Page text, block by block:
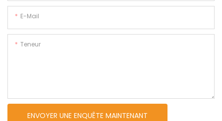
E-Mail
Teneur
ENVOYER UNE ENQUÊTE MAINTENANT